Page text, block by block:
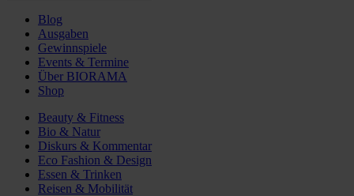
Blog
Ausgaben
Gewinnspiele
Events & Termine
Über BIORAMA
Shop
Beauty & Fitness
Bio & Natur
Diskurs & Kommentar
Eco Fashion & Design
Essen & Trinken
Reisen & Mobilität